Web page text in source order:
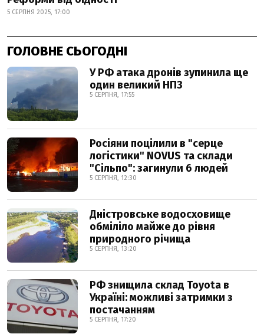
5 СЕРПНЯ 2025, 17:00
ГОЛОВНЕ СЬОГОДНІ
У РФ атака дронів зупинила ще
один великий НПЗ
5 СЕРПНЯ, 17:55
Росіяни поцілили в "серце
логістики" NOVUS та склади
"Сільпо": загинули 6 людей
5 СЕРПНЯ, 12:30
Дністровське водосховище
обміліло майже до рівня
природного річища
5 СЕРПНЯ, 13:20
РФ знищила склад Toyota в
Україні: можливі затримки з
постачанням
5 СЕРПНЯ, 17:20